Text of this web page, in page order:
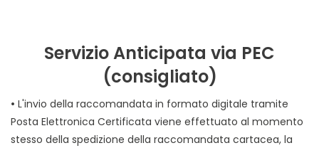
Servizio Anticipata via PEC
(consigliato)
• L'invio della raccomandata in formato digitale tramite
Posta Elettronica Certificata viene effettuato al momento
stesso della spedizione della raccomandata cartacea, la